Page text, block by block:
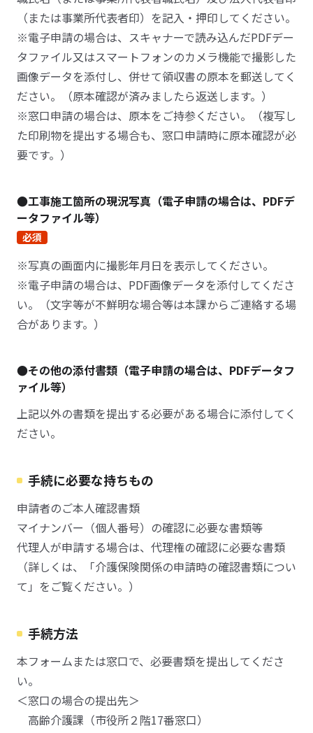
（または事業所代表者印）を記入・押印してください。
※電子申請の場合は、スキャナーで読み込んだPDFデー
タファイル又はスマートフォンのカメラ機能で撮影した
画像データを添付し、併せて領収書の原本を郵送してく
ださい。（原本確認が済みましたら返送します。）
※窓口申請の場合は、原本をご持参ください。（複写し
た印刷物を提出する場合も、窓口申請時に原本確認が必
要です。）
●工事施工箇所の現況写真（電子申請の場合は、PDFデ
ータファイル等）
必須
※写真の画面内に撮影年月日を表示してください。
※電子申請の場合は、PDF画像データを添付してくださ
い。（文字等が不鮮明な場合等は本課からご連絡する場
合があります。）
●その他の添付書類（電子申請の場合は、PDFデータフ
ァイル等）
上記以外の書類を提出する必要がある場合に添付してく
ださい。
手続に必要な持ちもの
申請者のご本人確認書類
マイナンバー（個人番号）の確認に必要な書類等
代理人が申請する場合は、代理権の確認に必要な書類
（詳しくは、「介護保険関係の申請時の確認書類につい
て」をご覧ください。）
手続方法
本フォームまたは窓口で、必要書類を提出してくださ
い。
＜窓口の場合の提出先＞
高齢介護課（市役所２階17番窓口）